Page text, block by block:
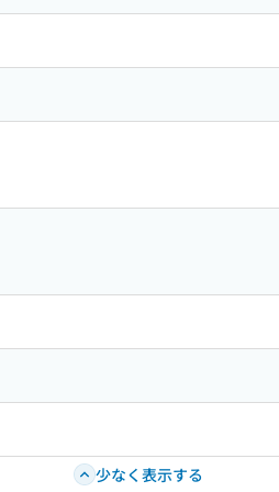
少なく表示する